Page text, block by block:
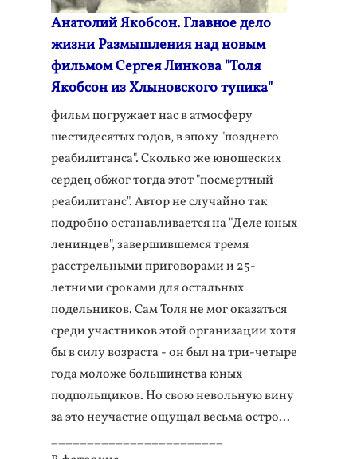
Анатолий Якобсон. Главное дело
жизни Размышления над новым
фильмом Сергея Линкова "Толя
Якобсон из Хлыновского тупика"
фильм погружает нас в атмосферу
шестидесятых годов, в эпоху "позднего
реабилитанса". Сколько же юношеских
сердец обжог тогда этот "посмертный
реабилитанс". Автор не случайно так
подробно останавливается на "Деле юных
ленинцев", завершившемся тремя
расстрельными приговорами и 25-
летними сроками для остальных
подельников. Сам Толя не мог оказаться
среди участников этой организации хотя
бы в силу возраста - он был на три-четыре
года моложе большинства юных
подпольщиков. Но свою невольную вину
за это неучастие ощущал весьма остро...
________________________